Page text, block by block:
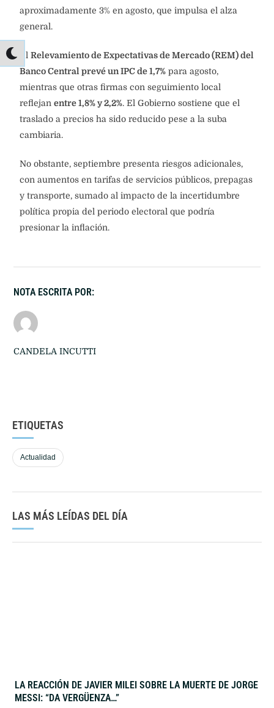
aproximadamente 3% en agosto, que impulsa el alza
general.
El Relevamiento de Expectativas de Mercado (REM) del
Banco Central prevé un IPC de 1,7% para agosto,
mientras que otras firmas con seguimiento local
reflejan entre 1,8% y 2,2%. El Gobierno sostiene que el
traslado a precios ha sido reducido pese a la suba
cambiaria.
No obstante, septiembre presenta riesgos adicionales,
con aumentos en tarifas de servicios públicos, prepagas
y transporte, sumado al impacto de la incertidumbre
política propia del periodo electoral que podría
presionar la inflación.
NOTA ESCRITA POR:
CANDELA INCUTTI
ETIQUETAS
Actualidad
LAS MÁS LEÍDAS DEL DÍA
LA REACCIÓN DE JAVIER MILEI SOBRE LA MUERTE DE JORGE
MESSI: “DA VERGÜENZA…”